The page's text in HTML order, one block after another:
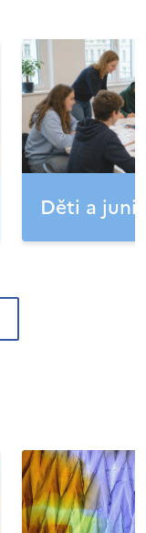
Děti a